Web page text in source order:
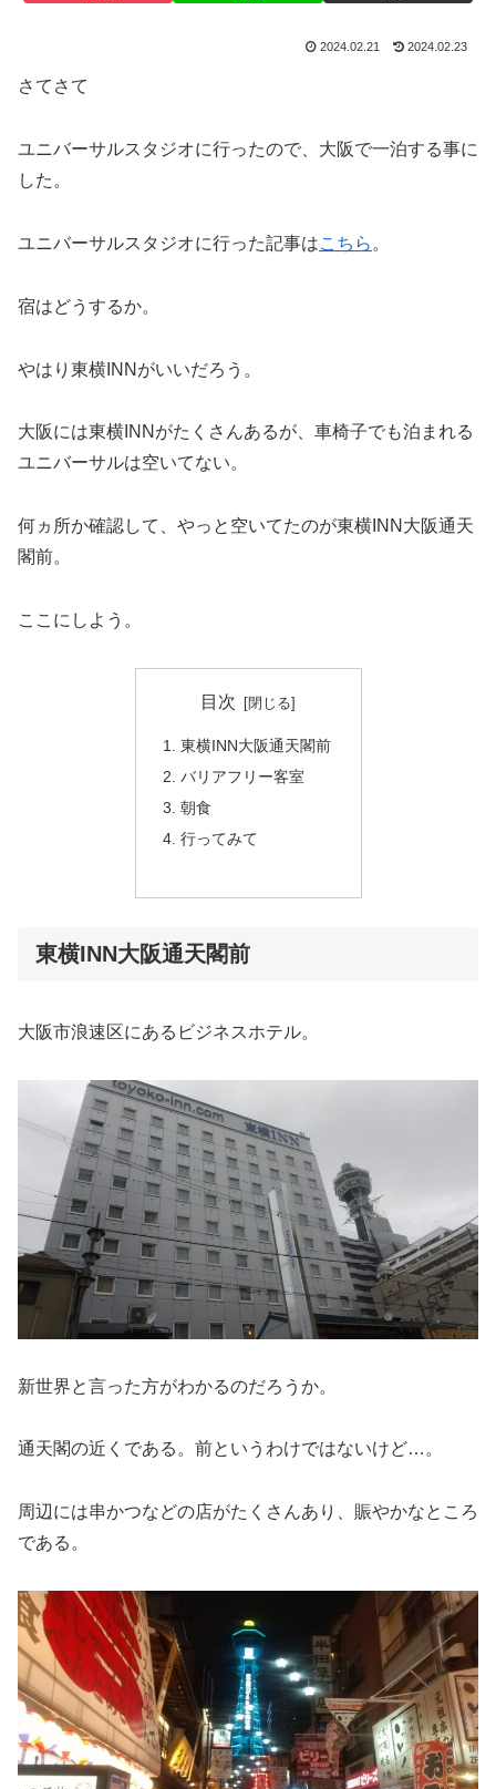
2024.02.21 2024.02.23
さてさて
ユニバーサルスタジオに行ったので、大阪で一泊する事に
した。
ユニバーサルスタジオに行った記事はこちら 。
宿はどうするか。
やはり東横INNがいいだろう。
大阪には東横INNがたくさんあるが、車椅子でも泊まれる
ユニバーサルは空いてない。
何ヵ所か確認して、やっと空いてたのが東横INN大阪通天
閣前。
ここにしよう。
目次
東横INN大阪通天閣前
バリアフリー客室
朝食
行ってみて
東横INN大阪通天閣前
大阪市浪速区にあるビジネスホテル。
新世界と言った方がわかるのだろうか。
通天閣の近くである。前というわけではないけど…。
周辺には串かつなどの店がたくさんあり、賑やかなところ
である。